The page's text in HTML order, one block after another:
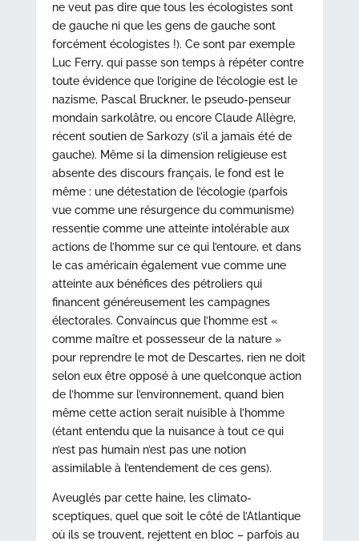
ne veut pas dire que tous les écologistes sont
de gauche ni que les gens de gauche sont
forcément écologistes !). Ce sont par exemple
Luc Ferry, qui passe son temps à répéter contre
toute évidence que l’origine de l’écologie est le
nazisme, Pascal Bruckner, le pseudo-penseur
mondain sarkolâtre, ou encore Claude Allègre,
récent soutien de Sarkozy (s’il a jamais été de
gauche). Même si la dimension religieuse est
absente des discours français, le fond est le
même : une détestation de l’écologie (parfois
vue comme une résurgence du communisme)
ressentie comme une atteinte intolérable aux
actions de l’homme sur ce qui l’entoure, et dans
le cas américain également vue comme une
atteinte aux bénéfices des pétroliers qui
financent généreusement les campagnes
électorales. Convaincus que l’homme est «
comme maître et possesseur de la nature »
pour reprendre le mot de Descartes, rien ne doit
selon eux être opposé à une quelconque action
de l’homme sur l’environnement, quand bien
même cette action serait nuisible à l’homme
(étant entendu que la nuisance à tout ce qui
n’est pas humain n’est pas une notion
assimilable à l’entendement de ces gens).
Aveuglés par cette haine, les climato-
sceptiques, quel que soit le côté de l’Atlantique
où ils se trouvent, rejettent en bloc – parfois au